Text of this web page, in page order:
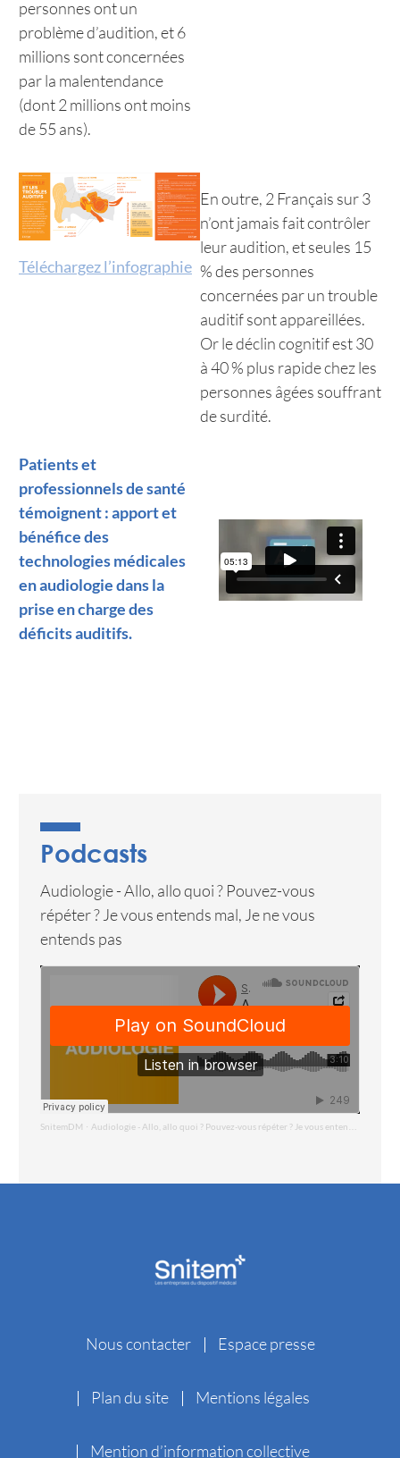
personnes ont un
problème d’audition, et 6
millions sont concernées
par la malentendance
(dont 2 millions ont moins
de 55 ans).
Téléchargez l’infographie
En outre, 2 Français sur 3
n’ont jamais fait contrôler
leur audition, et seules 15
% des personnes
concernées par un trouble
auditif sont appareillées.
Or le déclin cognitif est 30
à 40 % plus rapide chez les
personnes âgées souffrant
de surdité.
Patients et
professionnels de santé
témoignent : apport et
bénéfice des
technologies médicales
en audiologie dans la
prise en charge des
déficits auditifs.
Podcasts
Audiologie - Allo, allo quoi ? Pouvez-vous
répéter ? Je vous entends mal, Je ne vous
entends pas
SnitemDM · Audiologie - Allo, allo quoi ? Pouvez-vous répéter ? Je vous entends mal, Je ne vous entends pas
Nous contacter Espace presse
Plan du site Mentions légales
Mention d’information collective